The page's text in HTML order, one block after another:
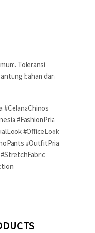
Toleransi
bahan dan
#CelanaChinos
#FashionPria
#OfficeLook
#OutfitPria